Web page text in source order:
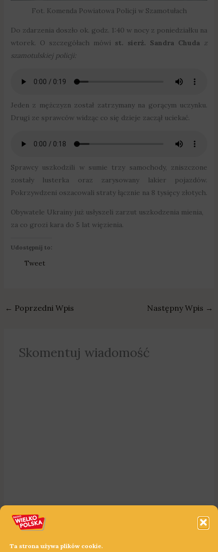
Ta strona używa plików cookie.
Fot. Komenda Powiatowa Policji w Szamotułach
Do zdarzenia doszło ok. godz. 1:40 w nocy z poniedziałku na
wtorek. O szczegółach mówi st. sierż. Sandra Chuda z
szamotulskiej policji:
Jeden z mężczyzn został zatrzymany na gorącym uczynku.
Drugi ze sprawców widząc co się dzieje zaczął uciekać.
Sprawcy uszkodzili w sumie trzy samochody, zniszczone
zostały lusterka oraz zarysowany lakier pojazdów.
Pokrzywdzeni oszacowali straty łącznie na 8 tysięcy złotych.
Obywatele Ukrainy już usłyszeli zarzut uszkodzenia mienia,
za co grozi kara do 5 lat więzienia.
Udostępnij to:
Tweet
← Poprzedni Wpis Następny Wpis →
Skomentuj wiadomość